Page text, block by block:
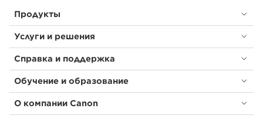
Продукты
Услуги и решения
Справка и поддержка
Обучение и образование
О компании Canon